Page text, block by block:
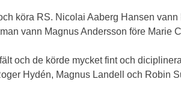
köra RS. Nicolai Aaberg Hansen
vann Magnus Andersson före Marie
och de körde mycket fint och
Hydén, Magnus Landell och Robin